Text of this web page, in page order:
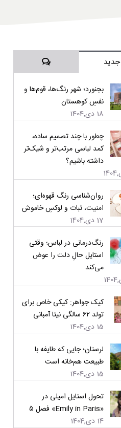
جدید دیدگاه‌ها
بجنورد؛ شهر رنگ‌ها، قوم‌ها و
نفسِ کوهستان
18 دی,1404
چطور با چند تصمیم ساده،
کمد لباسی مرتب‌تر و شیک‌تر
داشته باشیم؟
روان‌شناسی رنگ قهوه‌ای؛
امنیت، ثبات و لوکسِ خاموش
17 دی,1404
رنگ‌درمانی در لباس؛ وقتی
استایل حالِ دلت را عوض
می‌کند
کیک جواهر: کیکی خاص برای
تولد ۶۲ سالگی نیتا آمبانی
15 دی,1404
لرستان؛ جایی که طایفه با
طبیعت هم‌خانه است
15 دی,1404
تحول استایل امیلی در
«Emily in Paris» فصل ۵
14 دی,1404